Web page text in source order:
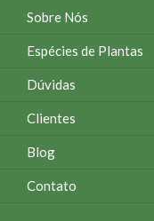
Sobre Nós
Espécies de Plantas
Dúvidas
Clientes
Blog
Contato